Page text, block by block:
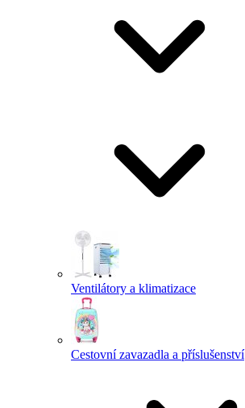
Ventilátory a klimatizace
Cestovní zavazadla a příslušenství